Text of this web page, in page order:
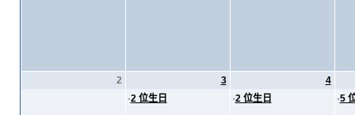
2
3
·2 位生日
4
·2 位生日 ·5